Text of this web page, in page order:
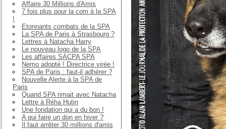
Affaire 30 Millions d'Amis
7 fois plus pour la com à la SPA
!
Etonnants combats de la SPA
La SPA de Paris à Strasbourg ?
Lettres à Natacha Harry
Le nouveau logo de la SPA
Les affaires SACPA SPA
Nemo adopté ! Directrice virée !
SPA de Paris : faut-il adhérer ?
Nouvelle Alerte à la SPA de
Paris
Quand SPA rimait avec Natacha
Lettre à Réha Hutin
Une fondation qui a du bon !
A qui faire un don en hiver ?
Il faut arrêter 30 millions d'amis